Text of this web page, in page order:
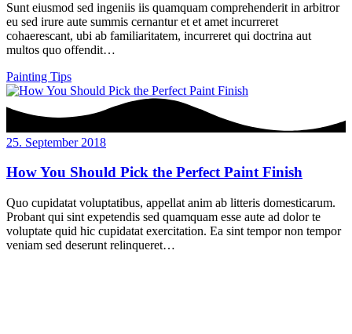
Sunt eiusmod sed ingeniis iis quamquam comprehenderit in arbitror
eu sed irure aute summis cernantur et et amet incurreret
cohaerescant, ubi ab familiaritatem, incurreret qui doctrina aut
multos quo offendit…
Painting Tips
25. September 2018
How You Should Pick the Perfect Paint Finish
Quo cupidatat voluptatibus, appellat anim ab litteris domesticarum.
Probant qui sint expetendis sed quamquam esse aute ad dolor te
voluptate quid hic cupidatat exercitation. Ea sint tempor non tempor
veniam sed deserunt relinqueret…